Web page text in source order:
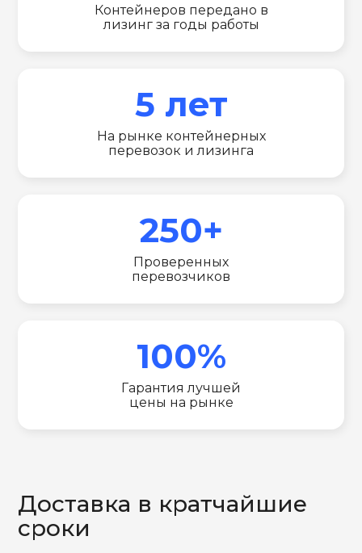
Контейнеров передано в
лизинг за годы работы
5 лет
На рынке контейнерных
перевозок и лизинга
250+
Проверенных
перевозчиков
100%
Гарантия лучшей
цены на рынке
Доставка в кратчайшие
сроки